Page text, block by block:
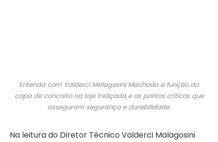
Entenda com Valderci Malagosini Machado a função da
capa de concreto na laje treliçada e os pontos críticos que
asseguram segurança e durabilidade.
Na leitura do Diretor Técnico Valderci Malagosini